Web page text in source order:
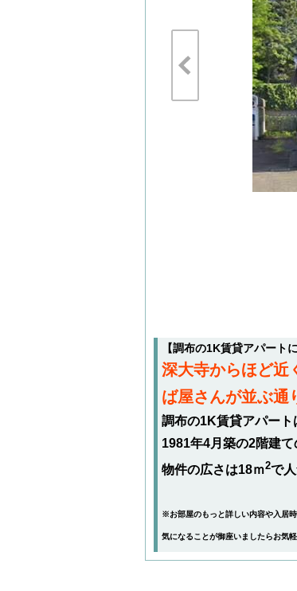
【調布の1K賃貸アパート
深大寺からほど
ば屋さんが並ぶ通
調布の1K賃貸アパー
1981年4月築の2階建
物件の広さは18ｍ2で
※お部屋のもっと詳しい内容や入居
気になることが御座いましたらお気